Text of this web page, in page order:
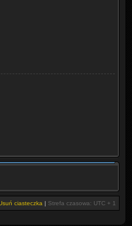
ciasteczka | Strefa czasowa: UTC + 1